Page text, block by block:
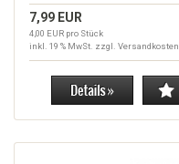
7,99 EUR
4,00 EUR pro Stück
inkl. 19 % MwSt. zzgl. Versandkosten